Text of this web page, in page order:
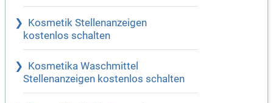
Kosmetik Stellenanzeigen
kostenlos schalten
Kosmetika Waschmittel
Stellenanzeigen kostenlos schalten